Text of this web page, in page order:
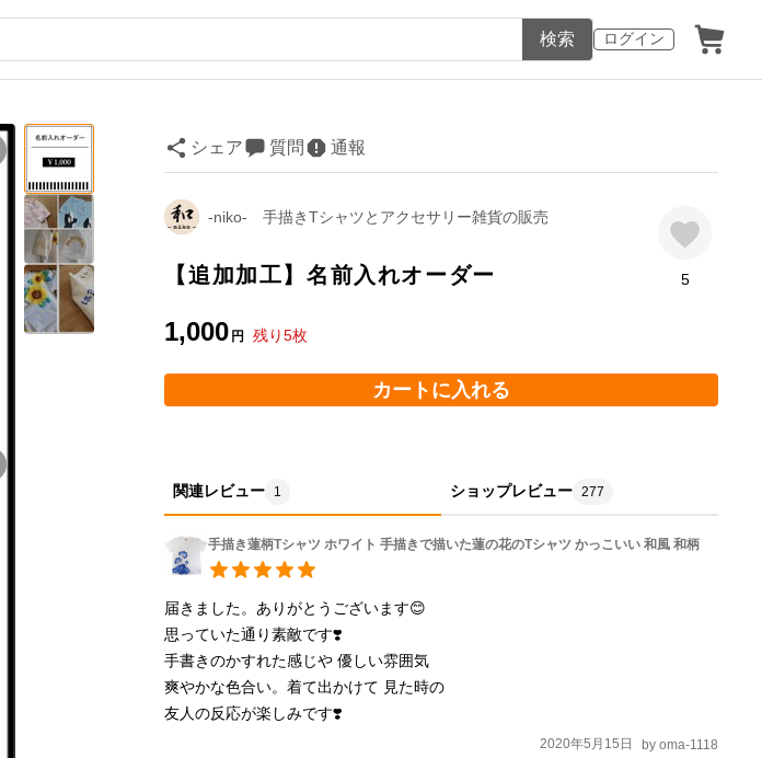
ログイン
検索
シェア 質問 通報
-niko- 手描きTシャツとアクセサリー雑貨の販売
【追加加工】名前入れオーダー
1,000 円 残り5枚
5
カートに入れる
関連レビュー 1 ショップレビュー 277
手描き蓮柄Tシャツ ホワイト 手描きで描いた蓮の花のTシャツ かっこいい 和風 和柄
届きました。ありがとうございます😊
思っていた通り素敵です❣️
手書きのかすれた感じや 優しい雰囲気
爽やかな色合い。着て出かけて 見た時の
友人の反応が楽しみです❣️
2020年5月15日 by oma-1118